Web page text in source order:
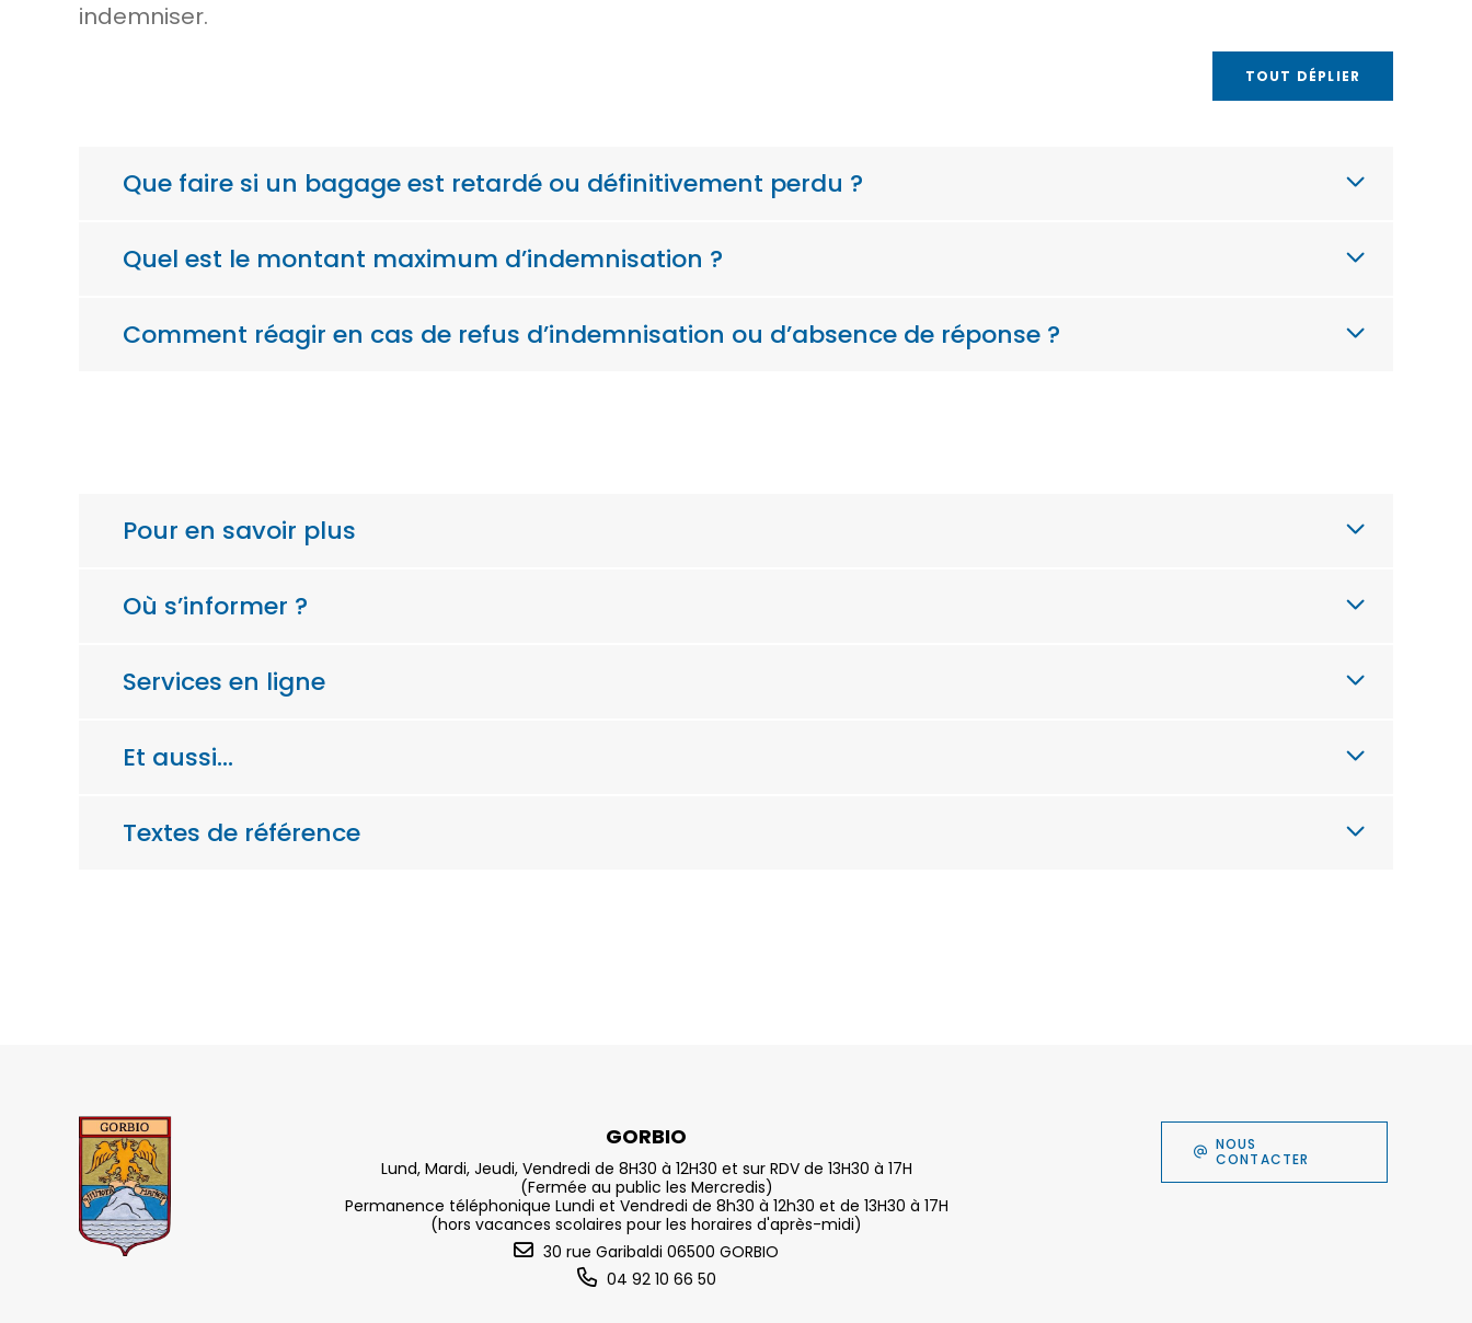
indemniser.
TOUT DÉPLIER
Que faire si un bagage est retardé ou définitivement perdu ?
Quel est le montant maximum d’indemnisation ?
Comment réagir en cas de refus d’indemnisation ou d’absence de réponse ?
Pour en savoir plus
Où s’informer ?
Services en ligne
Et aussi…
Textes de référence
GORBIO
Lund, Mardi, Jeudi, Vendredi de 8H30 à 12H30 et sur RDV de 13H30 à 17H
(Fermée au public les Mercredis)
Permanence téléphonique Lundi et Vendredi de 8h30 à 12h30 et de 13H30 à 17H
(hors vacances scolaires pour les horaires d'après-midi)
30 rue Garibaldi 06500 GORBIO
04 92 10 66 50
NOUS
CONTACTER